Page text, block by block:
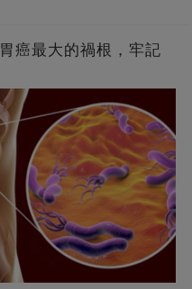
癌最大的禍根，牢記